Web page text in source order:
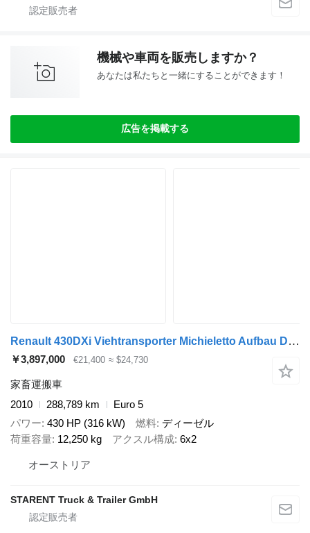
機械や車両を販売しますか？
あなたは私たちと一緒にすることができます！
広告を掲載する
Renault 430DXi Viehtransporter Michieletto Aufbau Doppelstock
￥3,897,000 €21,400 ≈ $24,730
家畜運搬車
2010
288,789 km
Euro 5
パワー 430 HP (316 kW) 燃料 ディーゼル
荷重容量 12,250 kg アクスル構成 6x2
オーストリア
STARENT Truck & Trailer GmbH